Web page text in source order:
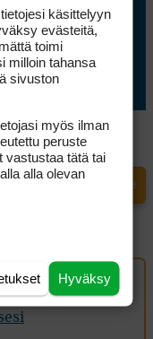
käsittelyyn
evästeitä,
toimi
milloin tahansa
sivuston
myös ilman
peruste
vastustaa tätä tai
alla olevan
Hyväksy